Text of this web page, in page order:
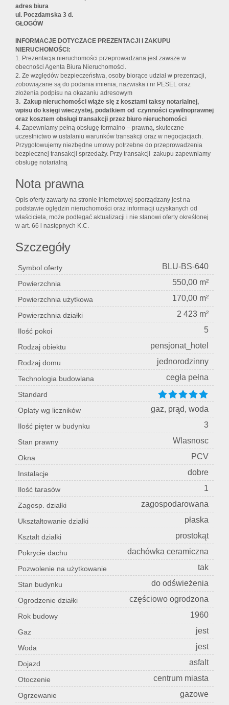
adres biura
ul. Poczdamska 3 d.
GŁOGÓW
INFORMACJE DOTYCZACE PREZENTACJI I ZAKUPU
NIERUCHOMOŚCI:
1. Prezentacja nieruchomości przeprowadzana jest zawsze w
obecności Agenta Biura Nieruchomości.
2. Ze względów bezpieczeństwa, osoby biorące udział w prezentacji,
zobowiązane są do podania imienia, nazwiska i nr PESEL oraz
złożenia podpisu na okazaniu adresowym
3. Zakup nieruchomości wiąże się z kosztami taksy notarialnej,
wpisu do księgi wieczystej, podatkiem od czynności cywilnoprawnej
oraz kosztem obsługi transakcji przez biuro nieruchomości
4. Zapewniamy pełną obsługę formalno – prawną, skuteczne
uczestnictwo w ustalaniu warunków transakcji oraz w negocjacjach.
Przygotowujemy niezbędne umowy potrzebne do przeprowadzenia
bezpiecznej transakcji sprzedaży. Przy transakcji zakupu zapewniamy
obsługę notarialną
Nota prawna
Opis oferty zawarty na stronie internetowej sporządzany jest na
podstawie oględzin nieruchomości oraz informacji uzyskanych od
właściciela, może podlegać aktualizacji i nie stanowi oferty określonej
w art. 66 i następnych K.C.
Szczegóły
Symbol oferty BLU-BS-640
Powierzchnia 550,00 m²
Powierzchnia użytkowa 170,00 m²
Powierzchnia działki 2 423 m²
Ilość pokoi 5
Rodzaj obiektu pensjonat_hotel
Rodzaj domu jednorodzinny
Technologia budowlana cegła pełna
Standard
Opłaty wg liczników
gaz, prąd, woda
Ilość pięter w budynku 3
Stan prawny Wlasnosc
Okna PCV
Instalacje dobre
Ilość tarasów 1
Zagosp. działki zagospodarowana
Ukształtowanie działki płaska
Kształt działki prostokąt
Pokrycie dachu dachówka ceramiczna
Pozwolenie na użytkowanie tak
Stan budynku do odświeżenia
Ogrodzenie działki częściowo ogrodzona
Rok budowy 1960
Gaz jest
Woda jest
Dojazd asfalt
Otoczenie centrum miasta
Ogrzewanie gazowe